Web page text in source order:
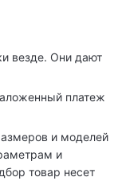
везде. Они дают
платеж
и моделей
и
товар несет